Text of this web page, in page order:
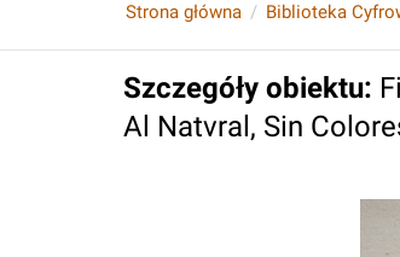
Strona główna Biblioteka
Szczegóły obiektu:
Al Natvral, Sin